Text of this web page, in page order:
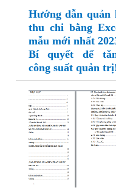
Hướng dẫn quản
thu chi bằng
mẫu mới nhất
Bí quyết để
công suất quản